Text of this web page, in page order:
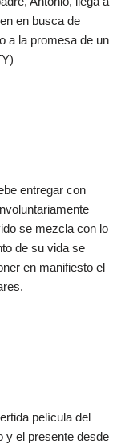
en busca de
a la promesa de un
entregar con
se mezcla con lo
de su vida se
en manifiesto el
película del
y el presente desde